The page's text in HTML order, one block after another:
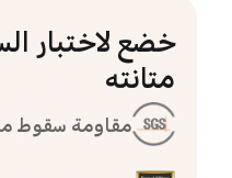
خضع لاختبار
متانته
مقاومة سقوط